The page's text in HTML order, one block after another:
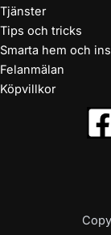
Tjänster
Tips och tricks
Smarta hem och
Felanmälan
Köpvillkor